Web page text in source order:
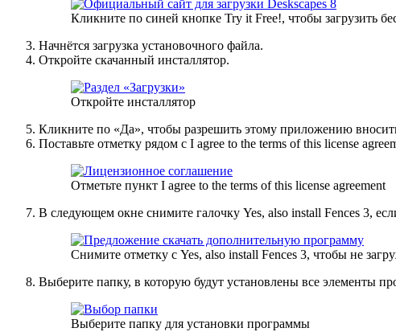
Кликните по синей кнопке Try it Free!, чтобы загрузить
Начнётся загрузка установочного файла.
Откройте скачанный инсталлятор.
Откройте инсталлятор
Кликните по «Да», чтобы разрешить этому приложению
Поставьте отметку рядом с I agree to the terms of this license
Отметьте пункт I agree to the terms of this license agreement
В следующем окне снимите галочку Yes, also install Fences 3,
Снимите отметку с Yes, also install Fences 3, чтобы не
Выберите папку, в которую будут установлены все элементы
Выберите папку для установки программы